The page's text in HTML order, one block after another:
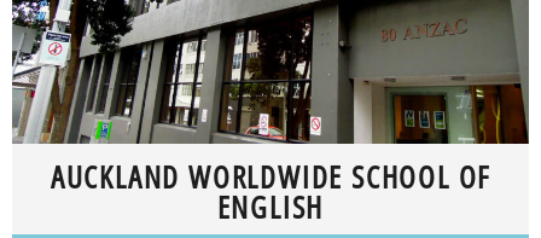
AUCKLAND WORLDWIDE SCHOOL OF
ENGLISH